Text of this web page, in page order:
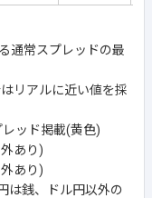
通常スプレッドの最
リアルに近い値を採
ッド掲載(黄色)
あり)
あり)
は銭、ドル円以外の